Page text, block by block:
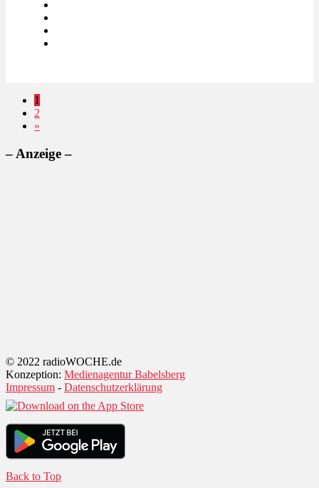
1
2
»
– Anzeige –
© 2022 radioWOCHE.de
Konzeption: Medienagentur Babelsberg
Impressum - Datenschutzerklärung
Back to Top